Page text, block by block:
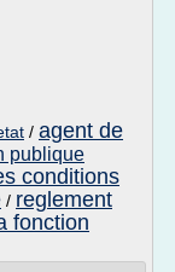
/ agent de
publique
conditions
/ reglement
fonction